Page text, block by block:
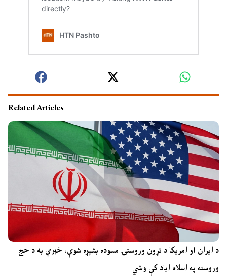
Related Articles
د ایران او امریکا د تړون وروستۍ مسوده بشپړه شوې، خبرې به د حج
وروسته په اسلام اباد کې وشي